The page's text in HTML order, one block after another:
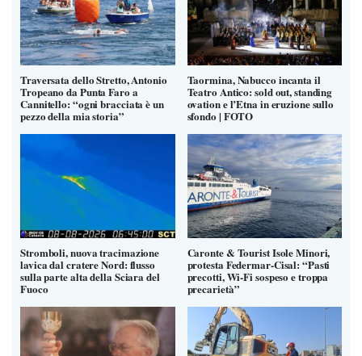
Traversata dello Stretto, Antonio
Tropeano da Punta Faro a
Cannitello: “ogni bracciata è un
pezzo della mia storia”
Taormina, Nabucco incanta il
Teatro Antico: sold out, standing
ovation e l’Etna in eruzione sullo
sfondo | FOTO
Stromboli, nuova tracimazione
lavica dal cratere Nord: flusso
sulla parte alta della Sciara del
Fuoco
Caronte & Tourist Isole Minori,
protesta Federmar-Cisal: “Pasti
precotti, Wi-Fi sospeso e troppa
precarietà”